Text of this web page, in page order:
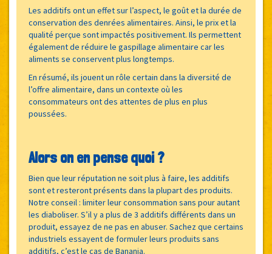
Les additifs ont un effet sur l’aspect, le goût et la durée de
conservation des denrées alimentaires. Ainsi, le prix et la
qualité perçue sont impactés positivement. Ils permettent
également de réduire le gaspillage alimentaire car les
aliments se conservent plus longtemps.
En résumé, ils jouent un rôle certain dans la diversité de
l’offre alimentaire, dans un contexte où les
consommateurs ont des attentes de plus en plus
poussées.
Alors on en pense quoi ?
Bien que leur réputation ne soit plus à faire, les additifs
sont et resteront présents dans la plupart des produits.
Notre conseil : limiter leur consommation sans pour autant
les diaboliser. S’il y a plus de 3 additifs différents dans un
produit, essayez de ne pas en abuser. Sachez que certains
industriels essayent de formuler leurs produits sans
additifs, c’est le cas de Banania.